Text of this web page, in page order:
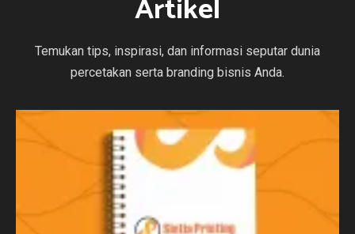
Artikel
Temukan tips, inspirasi, dan informasi seputar dunia
percetakan serta branding bisnis Anda.